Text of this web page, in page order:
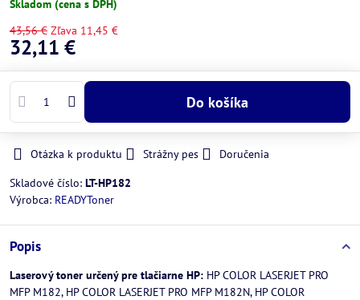
Skladom (cena s DPH)
43,56 € Zľava 11,45 €
32,11 €
Do košíka
Otázka k produktu Strážny pes
Doručenia
Skladové číslo: LT-HP182
Výrobca: READYToner
Popis
Laserový toner určený pre tlačiarne HP: HP COLOR LASERJET PRO
MFP M182, HP COLOR LASERJET PRO MFP M182N, HP COLOR